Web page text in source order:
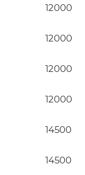
12000
12000
12000
12000
14500
14500